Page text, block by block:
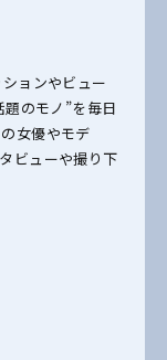
ョンやビュー
のモノ”を毎日
女優やモデ
ビューや撮り下